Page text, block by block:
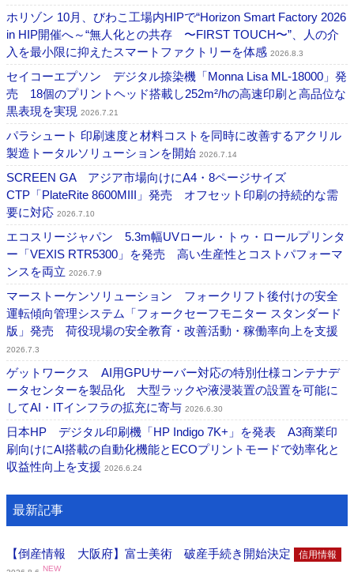
ホリゾン 10月、びわこ工場内HIPで“Horizon Smart Factory 2026
in HIP開催へ～“無人化との共存 〜FIRST TOUCH〜”、人の介
入を最小限に抑えたスマートファクトリーを体感 2026.8.3
セイコーエプソン デジタル捺染機「Monna Lisa ML-18000」発
売 18個のプリントヘッド搭載し252m²/hの高速印刷と高品位な
黒表現を実現 2026.7.21
パラシュート 印刷速度と材料コストを同時に改善するアクリル
製造トータルソリューションを開始 2026.7.14
SCREEN GA アジア市場向けにA4・8ページサイズ
CTP「PlateRite 8600MIII」発売 オフセット印刷の持続的な需
要に対応 2026.7.10
エコスリージャパン 5.3m幅UVロール・トゥ・ロールプリンタ
ー「VEXIS RTR5300」を発売 高い生産性とコストパフォーマ
ンスを両立 2026.7.9
マーストーケンソリューション フォークリフト後付けの安全
運転傾向管理システム「フォークセーフモニター スタンダード
版」発売 荷役現場の安全教育・改善活動・稼働率向上を支援
2026.7.3
ゲットワークス AI用GPUサーバー対応の特別仕様コンテナデ
ータセンターを製品化 大型ラックや液浸装置の設置を可能に
してAI・ITインフラの拡充に寄与 2026.6.30
日本HP デジタル印刷機「HP Indigo 7K+」を発表 A3商業印
刷向けにAI搭載の自動化機能とECOプリントモードで効率化と
収益性向上を支援 2026.6.24
最新記事
【倒産情報 大阪府】富士美術 破産手続き開始決定 信用情報
NEW